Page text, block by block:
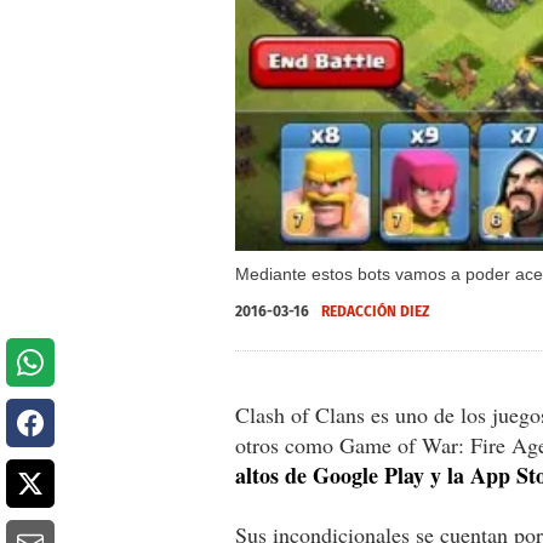
Mediante estos bots vamos a poder
2016-03-16 REDACCIÓN DIEZ
Clash of Clans es uno de los
otros como Game of War: Fire
altos de Google Play y la App
Sus incondicionales se cuentan